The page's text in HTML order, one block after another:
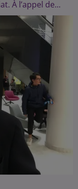
À l’appel de...